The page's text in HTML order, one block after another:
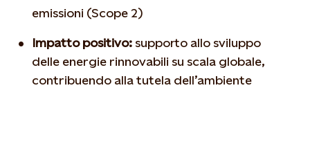
emissioni (Scope 2)
Impatto positivo: supporto allo sviluppo
delle energie rinnovabili su scala globale,
contribuendo alla tutela dell’ambiente